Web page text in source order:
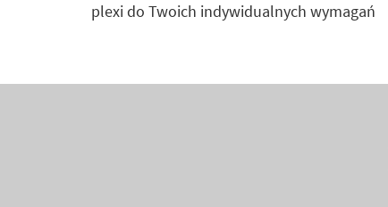
plexi do Twoich indywidualnych wymagań